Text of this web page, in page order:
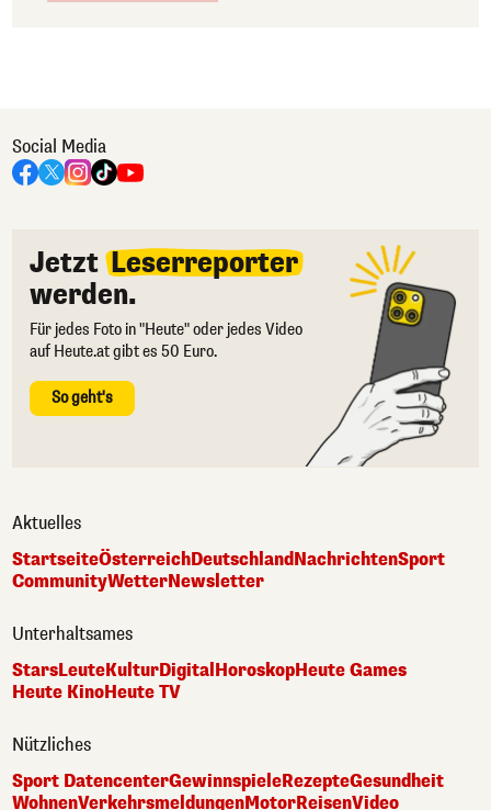
Social Media
Jetzt Leserreporter
werden.
Für jedes Foto in "Heute" oder jedes Video
auf Heute.at gibt es 50 Euro.
So geht's
Aktuelles
StartseiteÖsterreichDeutschlandNachrichtenSport
CommunityWetterNewsletter
Unterhaltsames
StarsLeuteKulturDigitalHoroskopHeute Games
Heute KinoHeute TV
Nützliches
Sport DatencenterGewinnspieleRezepteGesundheit
WohnenVerkehrsmeldungenMotorReisenVideo